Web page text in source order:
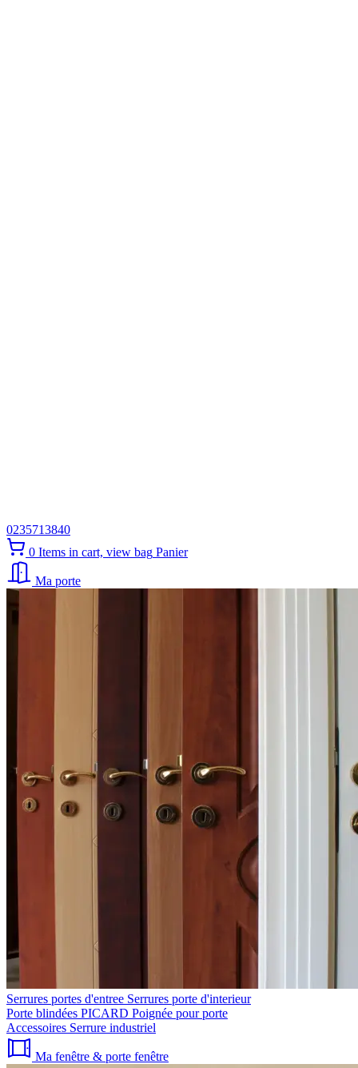
0235713840
0 Items in cart, view bag Panier
Ma porte
Serrures portes d'entree Serrures porte d'interieur
Porte blindées PICARD Poignée pour porte
Accessoires Serrure industriel
Ma fenêtre & porte fenêtre